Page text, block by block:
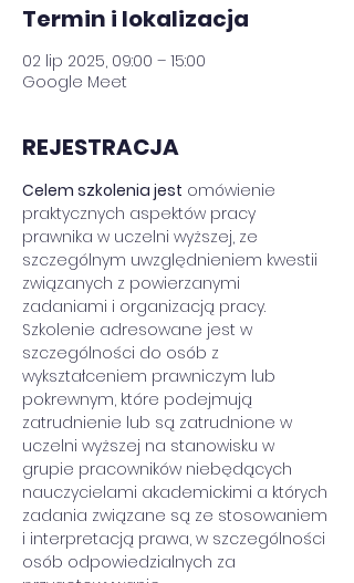
Termin i lokalizacja
02 lip 2025, 09:00 – 15:00
Google Meet
REJESTRACJA
Celem szkolenia jest omówienie
praktycznych aspektów pracy
prawnika w uczelni wyższej, ze
szczególnym uwzględnieniem kwestii
związanych z powierzanymi
zadaniami i organizacją pracy.
Szkolenie adresowane jest w
szczególności do osób z
wykształceniem prawniczym lub
pokrewnym, które podejmują
zatrudnienie lub są zatrudnione w
uczelni wyższej na stanowisku w
grupie pracowników niebędących
nauczycielami akademickimi a których
zadania związane są ze stosowaniem
i interpretacją prawa, w szczególności
osób odpowiedzialnych za